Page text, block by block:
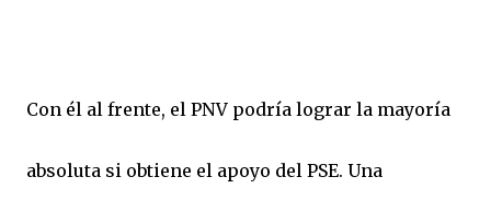
Con él al frente, el PNV podría lograr la mayoría
absoluta si obtiene el apoyo del PSE. Una